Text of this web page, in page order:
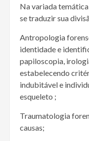
Na variada
se traduzir sua
Antropologia
identidade e
papiloscopia,
estabelecendo
indubitável e
esqueleto ;
Traumatologia
causas;